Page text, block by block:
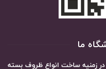
ما
در زمنیه ساخت انواع ظروف بسته